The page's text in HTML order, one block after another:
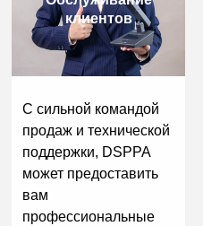
клиентов
С сильной командой
продаж и технической
поддержки, DSPPA
может предоставить
вам
профессиональные